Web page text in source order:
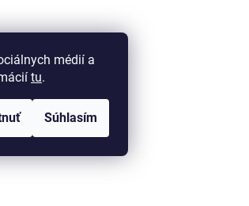
médií a
tu.
Súhlasím
ĎALŠÍ ČLÁNOK